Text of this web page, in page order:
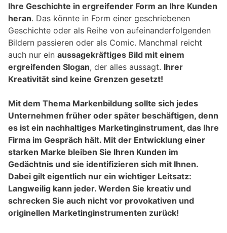
Ihre Geschichte in ergreifender Form an Ihre Kunden
heran. Das könnte in Form einer geschriebenen
Geschichte oder als Reihe von aufeinanderfolgenden
Bildern passieren oder als Comic. Manchmal reicht
auch nur ein aussagekräftiges Bild mit einem
ergreifenden Slogan, der alles aussagt. Ihrer
Kreativität sind keine Grenzen gesetzt!
Mit dem Thema Markenbildung sollte sich jedes
Unternehmen früher oder später beschäftigen, denn
es ist ein nachhaltiges Marketinginstrument, das Ihre
Firma im Gespräch hält. Mit der Entwicklung einer
starken Marke bleiben Sie Ihren Kunden im
Gedächtnis und sie identifizieren sich mit Ihnen.
Dabei gilt eigentlich nur ein wichtiger Leitsatz:
Langweilig kann jeder. Werden Sie kreativ und
schrecken Sie auch nicht vor provokativen und
originellen Marketinginstrumenten zurück!